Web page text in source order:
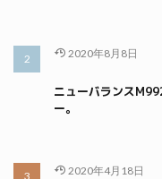
2020年8月8日
ニューバランス
ー。
2020年4月18日